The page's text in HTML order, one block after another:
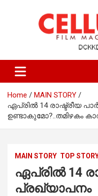
celluloid
Home
MAIN STORY
ഏപ്രില്‍ 14 രാഷ്ട്രീയ
ഉണ്ടാകുമോ?..തമിഴകം
MAIN STORY TOP
ഏപ്രില്‍ 14
പ്രഖ്യാപനം